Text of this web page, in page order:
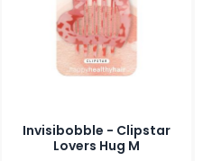
Invisibobble - Clipstar
Lovers Hug M